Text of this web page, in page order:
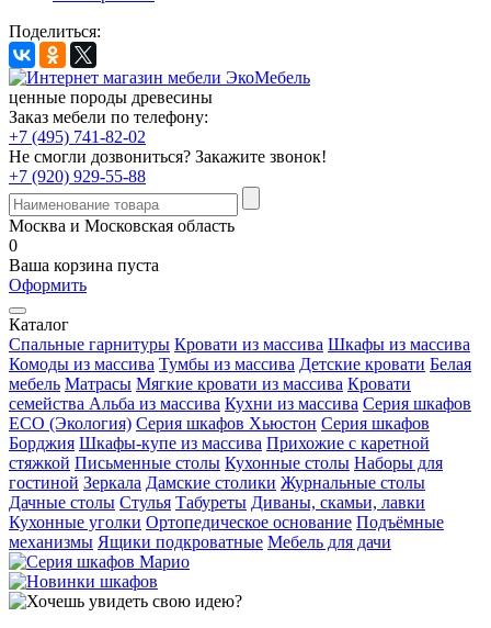
Поделиться:
ценные породы древесины
Заказ мебели по телефону:
+7 (495) 741-82-02
Не смогли дозвониться? Закажите звонок!
+7 (920) 929-55-88
Москва и Московская область
0
Ваша корзина пуста
Оформить
Каталог
Спальные гарнитуры Кровати из массива Шкафы из массива
Комоды из массива Тумбы из массива Детские кровати Белая
мебель Матрасы Мягкие кровати из массива Кровати
семейства Альба из массива Кухни из массива Серия шкафов
ECO (Экология) Серия шкафов Хьюстон Серия шкафов
Борджия Шкафы-купе из массива Прихожие с каретной
стяжкой Письменные столы Кухонные столы Наборы для
гостиной Зеркала Дамские столики Журнальные столы
Дачные столы Стулья Табуреты Диваны, скамьи, лавки
Кухонные уголки Ортопедическое основание Подъёмные
механизмы Ящики подкроватные Мебель для дачи